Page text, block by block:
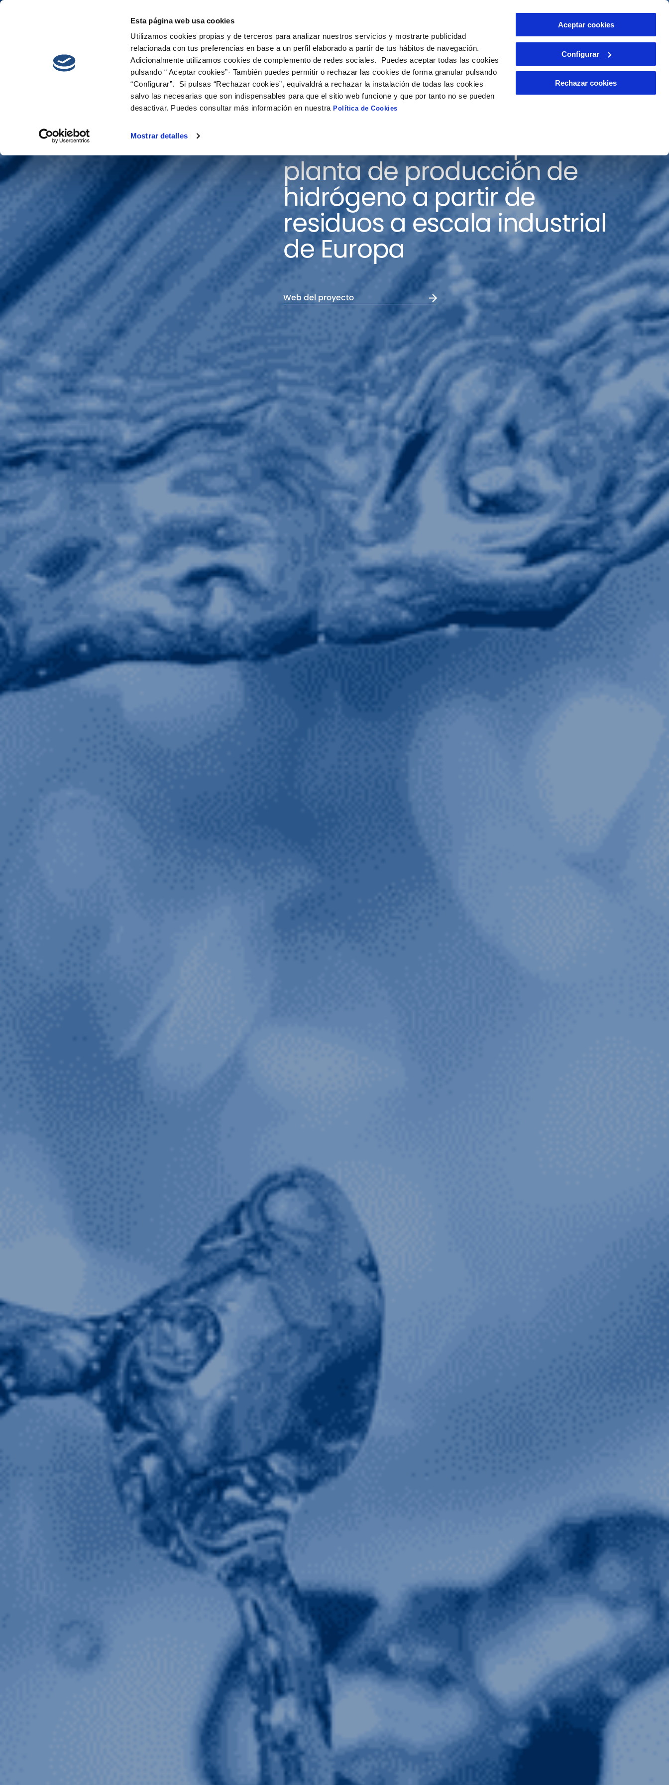
Esta página web usa cookies
Utilizamos cookies propias y de terceros para analizar nuestros servicios y mostrarte publicidad
relacionada con tus preferencias en base a un perfil elaborado a partir de tus hábitos de navegación.
Adicionalmente utilizamos cookies de complemento de redes sociales. Puedes aceptar todas las cookies
pulsando “ Aceptar cookies”· También puedes permitir o rechazar las cookies de forma granular pulsando
“Configurar”. Si pulsas “Rechazar cookies”, equivaldrá a rechazar la instalación de todas las cookies
salvo las necesarias que son indispensables para que el sitio web funcione y que por tanto no se pueden
desactivar. Puedes consultar más información en nuestraPolítica de Cookies
Mostrar detalles
Aceptar cookies
Configurar
Rechazar cookies
Cetaqua Innovación ES
HYIELD Construcción de la primera
planta de producción de
hidrógeno a partir de
residuos a escala industrial
de Europa
Web del proyecto